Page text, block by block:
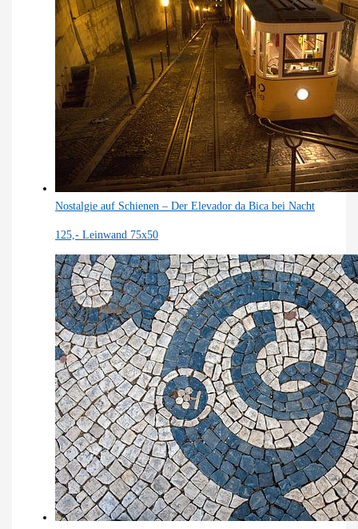
Nostalgie auf Schienen – Der Elevador da Bica bei Nacht
125,- Leinwand 75x50